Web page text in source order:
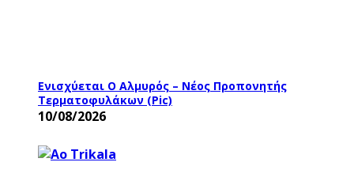
Ενισχύεται Ο Αλμυρός – Νέος Προπονητής
Τερματοφυλάκων (pic)
10/08/2026